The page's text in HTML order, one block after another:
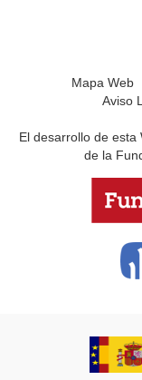
Mapa Web
Aviso
El desarrollo de esta
de la